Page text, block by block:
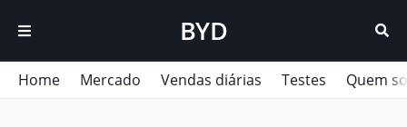
BYD
Home Mercado Vendas diárias Testes Quem